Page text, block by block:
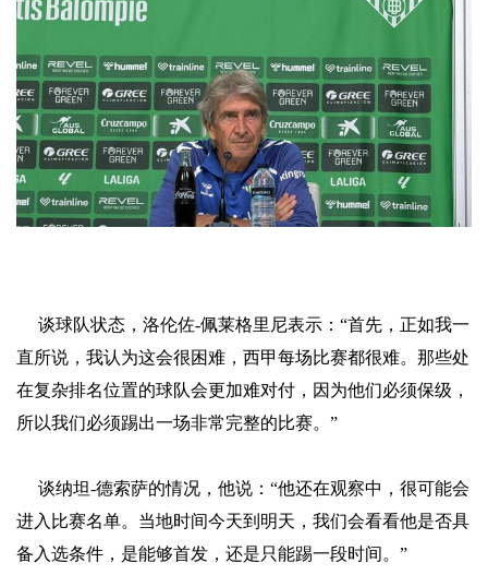
谈球队状态，洛伦佐-佩莱格里尼表示：“首先，正如我一
直所说，我认为这会很困难，西甲每场比赛都很难。那些处
在复杂排名位置的球队会更加难对付，因为他们必须保级，
所以我们必须踢出一场非常完整的比赛。”
谈纳坦-德索萨的情况，他说：“他还在观察中，很可能会
进入比赛名单。当地时间今天到明天，我们会看看他是否具
备入选条件，是能够首发，还是只能踢一段时间。”